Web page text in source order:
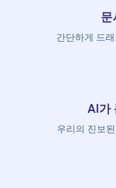
문
간단하게 드
AI가
우리의 진보